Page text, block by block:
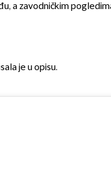
a zavodničkim
je u opisu.